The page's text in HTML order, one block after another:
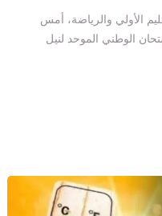
الأولي والرياضة، أمس
الوطني الموحد لنيل